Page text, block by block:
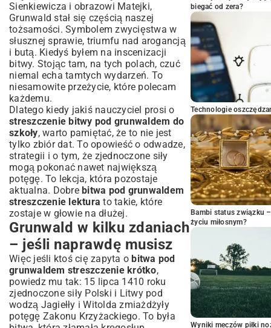
Sienkiewicza i obrazowi Matejki,
Grunwald stał się częścią naszej
tożsamości. Symbolem zwycięstwa w
słusznej sprawie, triumfu nad arogancją
i butą. Kiedyś byłem na inscenizacji
bitwy. Stojąc tam, na tych polach, czuć
niemal echa tamtych wydarzeń. To
niesamowite przeżycie, które polecam
każdemu.
Dlatego kiedy jakiś nauczyciel prosi o
streszczenie bitwy pod grunwaldem do
szkoły, warto pamiętać, że to nie jest
tylko zbiór dat. To opowieść o odwadze,
strategii i o tym, że zjednoczone siły
mogą pokonać nawet największą
potęgę. To lekcja, która pozostaje
aktualna. Dobre bitwa pod grunwaldem
streszczenie lektura to takie, które
zostaje w głowie na dłużej.
Grunwald w kilku zdaniach
– jeśli naprawdę musisz
Więc jeśli ktoś cię zapyta obitwa pod
grunwaldem streszczenie krótko,
powiedz mu tak: 15 lipca 1410 roku
zjednoczone siły Polski i Litwy pod
wodzą Jagiełły i Witolda zmiażdżyły
potęgę Zakonu Krzyżackiego. To była
biegać od zera?
Technologie
Bambi status związku
życiu miłosnym?
Wyniki meczów piłki